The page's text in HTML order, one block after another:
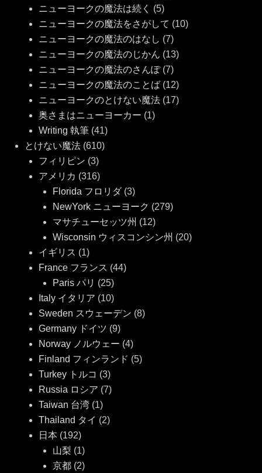
ニューヨークの魔法は続く
(5)
ニューヨークの魔法をさがして (10)
ニューヨークの魔法のはなし (7)
ニューヨークの魔法のじかん (13)
ニューヨークの魔法のさんぽ(7)
ニューヨークの魔法のことば(12)
ニューヨークのとけない魔法(17)
奥さまはニューヨーカー (1)
Writing 執筆(41)
とけない魔法(610)
フィリピン (3)
アメリカ (316)
Florida フロリダ(3)
NewYork ニューヨーク (279)
マサチューセッツ州 (12)
Wisconsin ウィスコンシン州 (20)
イギリス (1)
France フランス (44)
Paris パリ (25)
Italy イタリア (10)
Sweden スウェーデン (8)
Germany ドイツ (9)
Norway ノルウェー (4)
Finland フィンランド (5)
Turkey トルコ (3)
Russia ロシア (7)
Taiwan 台湾(1)
Thailand タイ (2)
日本 (192)
山梨 (1)
京都(2)